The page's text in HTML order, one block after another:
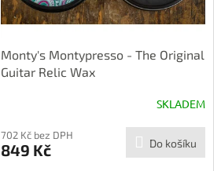
Monty's Montypresso - The Original
Guitar Relic Wax
SKLADEM
702 Kč bez DPH
849 Kč Do košíku